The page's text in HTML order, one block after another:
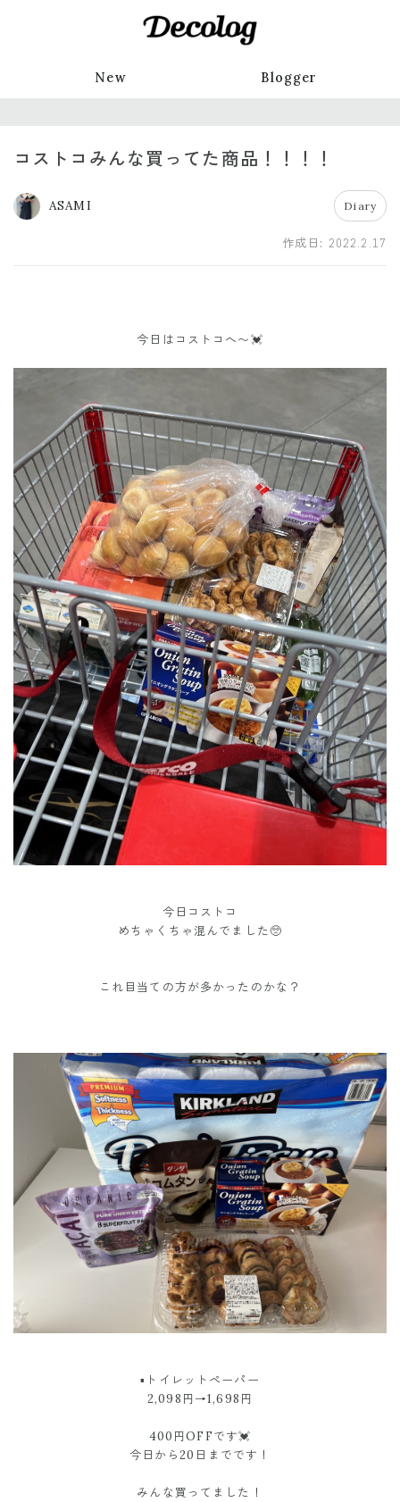
New Blogger
コストコみんな買ってた商品！！！！
ASAMI Diary
作成日: 2022.2.17
今日はコストコへ〜💓
今日コストコ
めちゃくちゃ混んでました🥺
これ目当ての方が多かったのかな？
▪︎トイレットペーパー
2,098円→1,698円
400円OFFです💓
今日から20日までです！
みんな買ってました！